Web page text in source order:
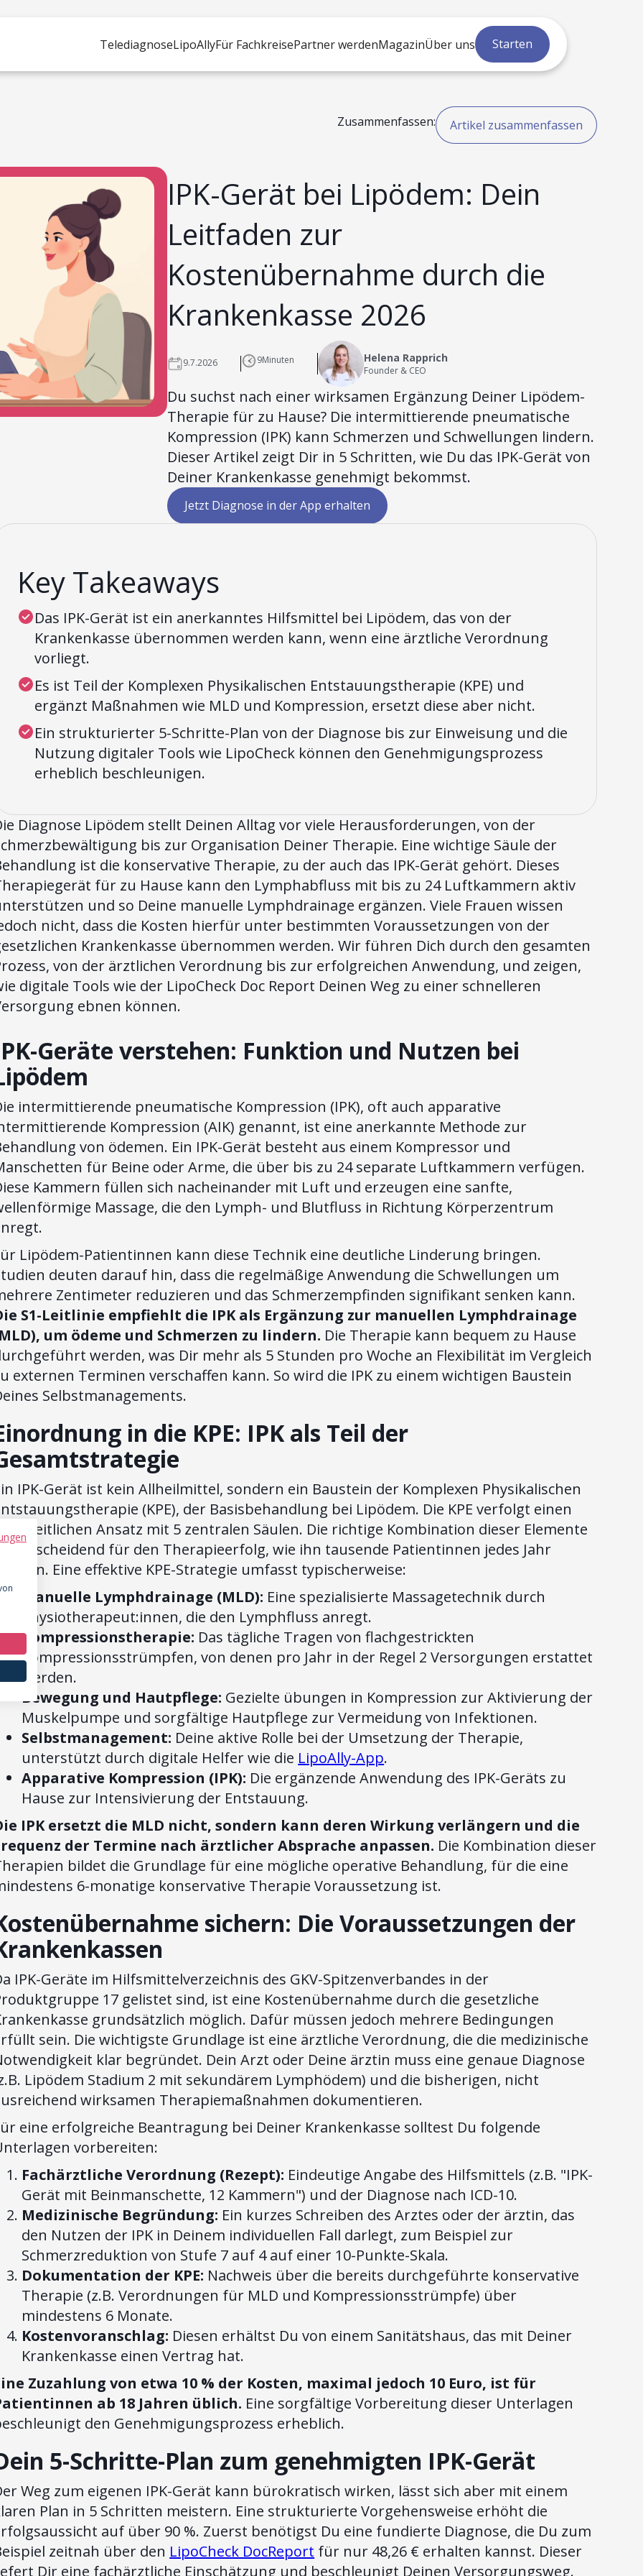
TelediagnoseLipoAllyFür FachkreisePartner werdenMagazinÜber uns Starten
Zusammenfassen: Artikel zusammenfassen
IPK-Gerät bei Lipödem: Dein
Leitfaden zur
Kostenübernahme durch die
Krankenkasse 2026
9.7.2026 9Minuten Helena Rapprich
Founder & CEO
Du suchst nach einer wirksamen Ergänzung Deiner Lipödem-
Therapie für zu Hause? Die intermittierende pneumatische
Kompression (IPK) kann Schmerzen und Schwellungen lindern.
Dieser Artikel zeigt Dir in 5 Schritten, wie Du das IPK-Gerät von
Deiner Krankenkasse genehmigt bekommst.
Jetzt Diagnose in der App erhalten
Key Takeaways
Das IPK-Gerät ist ein anerkanntes Hilfsmittel bei Lipödem, das von der
Krankenkasse übernommen werden kann, wenn eine ärztliche Verordnung
vorliegt.
Es ist Teil der Komplexen Physikalischen Entstauungstherapie (KPE) und
ergänzt Maßnahmen wie MLD und Kompression, ersetzt diese aber nicht.
Ein strukturierter 5-Schritte-Plan von der Diagnose bis zur Einweisung und die
Nutzung digitaler Tools wie LipoCheck können den Genehmigungsprozess
erheblich beschleunigen.
Diagnose Lipödem stellt Deinen Alltag vor viele Herausforderungen, von der
bis zur Organisation Deiner Therapie. Eine wichtige Säule der
ist die konservative Therapie, zu der auch das IPK-Gerät gehört. Dieses
für zu Hause kann den Lymphabfluss mit bis zu 24 Luftkammern aktiv
und so Deine manuelle Lymphdrainage ergänzen. Viele Frauen wissen
nicht, dass die Kosten hierfür unter bestimmten Voraussetzungen von der
Krankenkasse übernommen werden. Wir führen Dich durch den gesamten
von der ärztlichen Verordnung bis zur erfolgreichen Anwendung, und zeigen,
digitale Tools wie der LipoCheck Doc Report Deinen Weg zu einer schnelleren
ebnen können.
Geräte verstehen: Funktion und Nutzen bei
intermittierende pneumatische Kompression (IPK), oft auch apparative
Kompression (AIK) genannt, ist eine anerkannte Methode zur
von ödemen. Ein IPK-Gerät besteht aus einem Kompressor und
für Beine oder Arme, die über bis zu 24 separate Luftkammern verfügen.
Kammern füllen sich nacheinander mit Luft und erzeugen eine sanfte,
Massage, die den Lymph- und Blutfluss in Richtung Körperzentrum
Lipödem-Patientinnen kann diese Technik eine deutliche Linderung bringen.
deuten darauf hin, dass die regelmäßige Anwendung die Schwellungen um
Zentimeter reduzieren und das Schmerzempfinden signifikant senken kann.
S1-Leitlinie empfiehlt die IPK als Ergänzung zur manuellen Lymphdrainage
um ödeme und Schmerzen zu lindern. Die Therapie kann bequem zu Hause
werden, was Dir mehr als 5 Stunden pro Woche an Flexibilität im Vergleich
externen Terminen verschaffen kann. So wird die IPK zu einem wichtigen Baustein
Selbstmanagements.
in die KPE: IPK als Teil der
IPK-Gerät ist kein Allheilmittel, sondern ein Baustein der Komplexen Physikalischen
(KPE), der Basisbehandlung bei Lipödem. Die KPE verfolgt einen
Ansatz mit 5 zentralen Säulen. Die richtige Kombination dieser Elemente
entscheidend für den Therapieerfolg, wie ihn tausende Patientinnen jedes Jahr
Eine effektive KPE-Strategie umfasst typischerweise:
Manuelle Lymphdrainage (MLD): Eine spezialisierte Massagetechnik durch
Physiotherapeut:innen, die den Lymphfluss anregt.
Kompressionstherapie: Das tägliche Tragen von flachgestrickten
Kompressionsstrümpfen, von denen pro Jahr in der Regel 2 Versorgungen erstattet
werden.
Bewegung und Hautpflege: Gezielte übungen in Kompression zur Aktivierung der
Muskelpumpe und sorgfältige Hautpflege zur Vermeidung von Infektionen.
Selbstmanagement: Deine aktive Rolle bei der Umsetzung der Therapie,
unterstützt durch digitale Helfer wie die LipoAlly-App.
Apparative Kompression (IPK): Die ergänzende Anwendung des IPK-Geräts zu
Hause zur Intensivierung der Entstauung.
IPK ersetzt die MLD nicht, sondern kann deren Wirkung verlängern und die
der Termine nach ärztlicher Absprache anpassen. Die Kombination dieser
bildet die Grundlage für eine mögliche operative Behandlung, für die eine
6-monatige konservative Therapie Voraussetzung ist.
sichern: Die Voraussetzungen der
IPK-Geräte im Hilfsmittelverzeichnis des GKV-Spitzenverbandes in der
17 gelistet sind, ist eine Kostenübernahme durch die gesetzliche
grundsätzlich möglich. Dafür müssen jedoch mehrere Bedingungen
sein. Die wichtigste Grundlage ist eine ärztliche Verordnung, die die medizinische
klar begründet. Dein Arzt oder Deine ärztin muss eine genaue Diagnose
Lipödem Stadium 2 mit sekundärem Lymphödem) und die bisherigen, nicht
wirksamen Therapiemaßnahmen dokumentieren.
eine erfolgreiche Beantragung bei Deiner Krankenkasse solltest Du folgende
vorbereiten:
Fachärztliche Verordnung (Rezept): Eindeutige Angabe des Hilfsmittels (z.B. "IPK-
Gerät mit Beinmanschette, 12 Kammern") und der Diagnose nach ICD-10.
Medizinische Begründung: Ein kurzes Schreiben des Arztes oder der ärztin, das
den Nutzen der IPK in Deinem individuellen Fall darlegt, zum Beispiel zur
Schmerzreduktion von Stufe 7 auf 4 auf einer 10-Punkte-Skala.
Dokumentation der KPE: Nachweis über die bereits durchgeführte konservative
Therapie (z.B. Verordnungen für MLD und Kompressionsstrümpfe) über
mindestens 6 Monate.
Kostenvoranschlag: Diesen erhältst Du von einem Sanitätshaus, das mit Deiner
Krankenkasse einen Vertrag hat.
Zuzahlung von etwa 10 % der Kosten, maximal jedoch 10 Euro, ist für
ab 18 Jahren üblich. Eine sorgfältige Vorbereitung dieser Unterlagen
den Genehmigungsprozess erheblich.
5-Schritte-Plan zum genehmigten IPK-Gerät
Weg zum eigenen IPK-Gerät kann bürokratisch wirken, lässt sich aber mit einem
Plan in 5 Schritten meistern. Eine strukturierte Vorgehensweise erhöht die
auf über 90 %. Zuerst benötigst Du eine fundierte Diagnose, die Du zum
zeitnah über den LipoCheck DocReport für nur 48,26 € erhalten kannst. Dieser
Dir eine fachärztliche Einschätzung und beschleunigt Deinen Versorgungsweg.